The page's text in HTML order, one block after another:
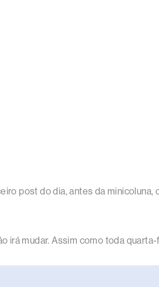
post do dia, antes da
irá mudar. Assim como toda